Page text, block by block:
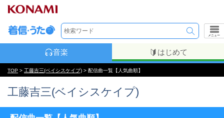
メニュー
音楽 はじめて
TOP > 工藤吉三(ベイシスケイプ) > 配信曲一覧【人気曲順】
工藤吉三(ベイシスケイプ)